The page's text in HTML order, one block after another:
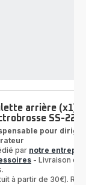
arrière (x1)
SS-
pour
par notre entrepôt
- Livraison de
à partir de 30€).